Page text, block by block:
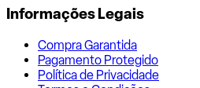
Informações Legais
Compra Garantida
Pagamento Protegido
Política de Privacidade